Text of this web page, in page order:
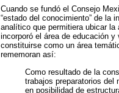
Cuando se fundó el Consejo
“estado del conocimiento” de la
analítico que permitiera ubicar
incorporó el área de educación
constituirse como un área
rememoran así:
Como resultado de la
trabajos preparatorios del
en posibilidad de